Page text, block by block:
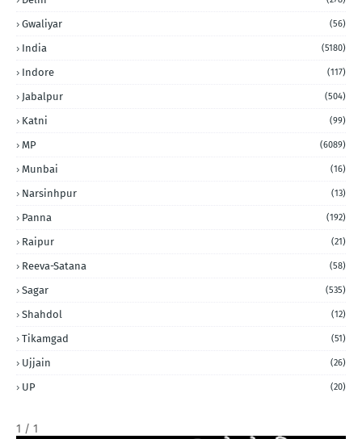
Gwaliyar (56)
India (5180)
Indore (117)
Jabalpur (504)
Katni (99)
MP (6089)
Munbai (16)
Narsinhpur (13)
Panna (192)
Raipur (21)
Reeva-Satana (58)
Sagar (535)
Shahdol (12)
Tikamgad (51)
Ujjain (26)
UP (20)
1 / 1